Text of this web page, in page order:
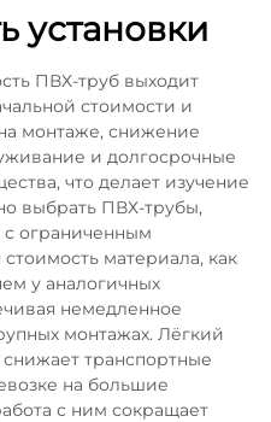
установки
ПВХ-труб выходит
стоимости и
монтаже, снижение
и долгосрочные
что делает изучение
выбрать ПВХ-трубы,
ограниченным
материала, как
у аналогичных
немедленное
монтажах. Лёгкий
транспортные
на большие
с ним сокращает